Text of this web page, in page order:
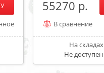
+ 55270
В сравнение
На складах
Не